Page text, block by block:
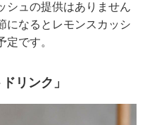
シュの提供はありません
になるとレモンスカッシ
定です。
リンク」